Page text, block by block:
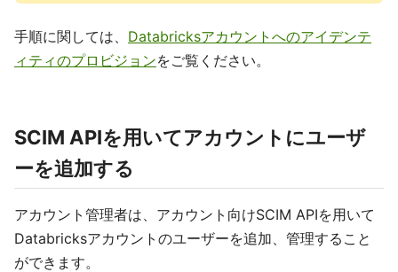
手順に関しては、 Databricksアカウントへのアイデンテ
ィティのプロビジョンをご覧ください。
SCIM APIを用いてアカウントにユーザ
ーを追加する
アカウント管理者は、アカウント向けSCIM APIを用いて
Databricksアカウントのユーザーを追加、管理すること
ができます。